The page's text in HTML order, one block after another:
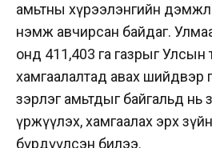
амьтны хүрээлэнгийн
нэмж авчирсан байдаг.
онд 411,403 га газрыг Улсын
хамгаалалтад авах шийдвэр
зэрлэг амьтдыг байгальд нь
үржүүлэх, хамгаалах эрх зүйн
бүрдүүлсэн билээ.